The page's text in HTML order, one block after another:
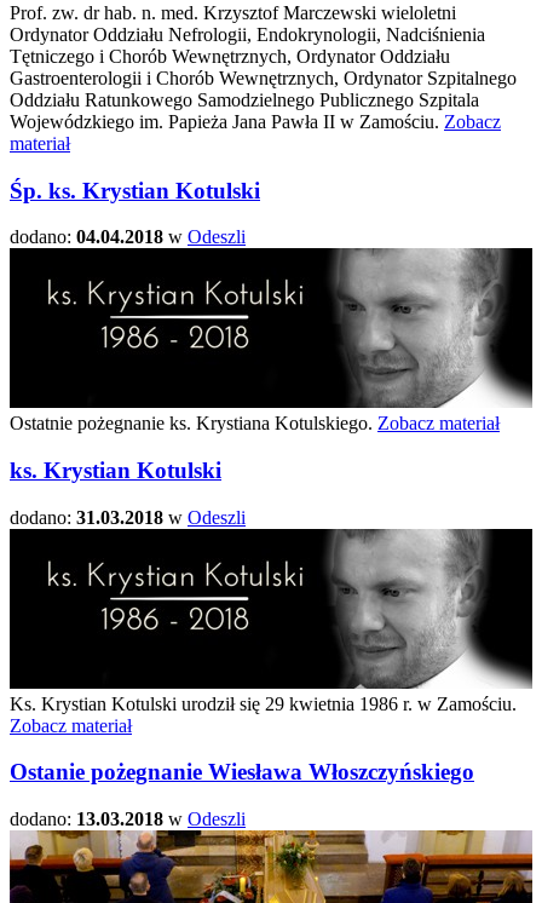
Prof. zw. dr hab. n. med. Krzysztof Marczewski wieloletni
Ordynator Oddziału Nefrologii, Endokrynologii, Nadciśnienia
Tętniczego i Chorób Wewnętrznych, Ordynator Oddziału
Gastroenterologii i Chorób Wewnętrznych, Ordynator Szpitalnego
Oddziału Ratunkowego Samodzielnego Publicznego Szpitala
Wojewódzkiego im. Papieża Jana Pawła II w Zamościu. Zobacz
materiał
Śp. ks. Krystian Kotulski
dodano: 04.04.2018 w Odeszli
Ostatnie pożegnanie ks. Krystiana Kotulskiego. Zobacz materiał
ks. Krystian Kotulski
dodano: 31.03.2018 w Odeszli
Ks. Krystian Kotulski urodził się 29 kwietnia 1986 r. w Zamościu.
Zobacz materiał
Ostanie pożegnanie Wiesława Włoszczyńskiego
dodano: 13.03.2018 w Odeszli